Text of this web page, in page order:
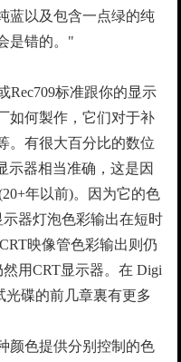
蓝以及包含一点绿的纯
是错的。"
Rec709标准跟你的显示
如何製作，它们对于补
。有很大百分比的数位
示器相当准确，这是因
年以前)。因为它的色
器灯泡色彩输出在短时
映像管色彩输出则仍
用CRT显示器。在 Digi
光碟的前几章裏有更多
颜色提供分别控制的色